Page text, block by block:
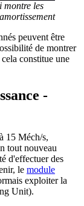
montre les
peuvent être
de montrer
constitue une
-
15 Méch/s,
tout nouveau
d'effectuer des
le ​​​​​​module
exploiter la
Unit).